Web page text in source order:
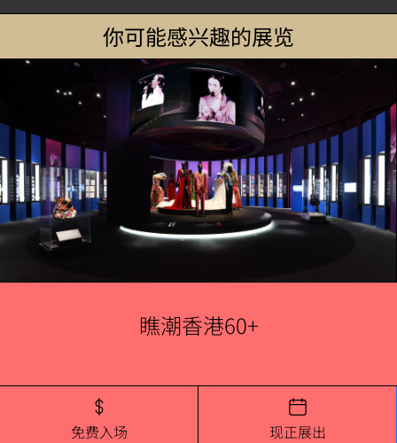
你可能感兴趣的展览
瞧潮香港60+
免费入场 现正展出